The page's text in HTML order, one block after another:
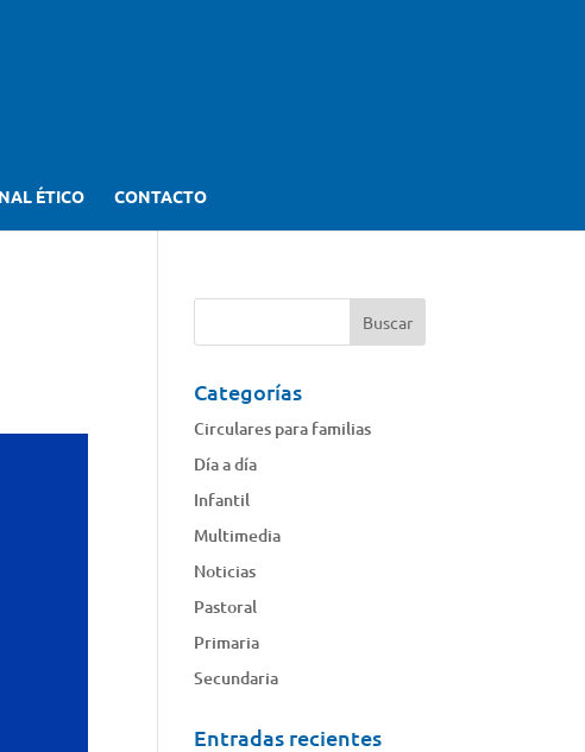
ÉTICO CONTACTO
Categorías
Circulares para familias
Día a día
Infantil
Multimedia
Noticias
Pastoral
Primaria
Secundaria
Entradas recientes